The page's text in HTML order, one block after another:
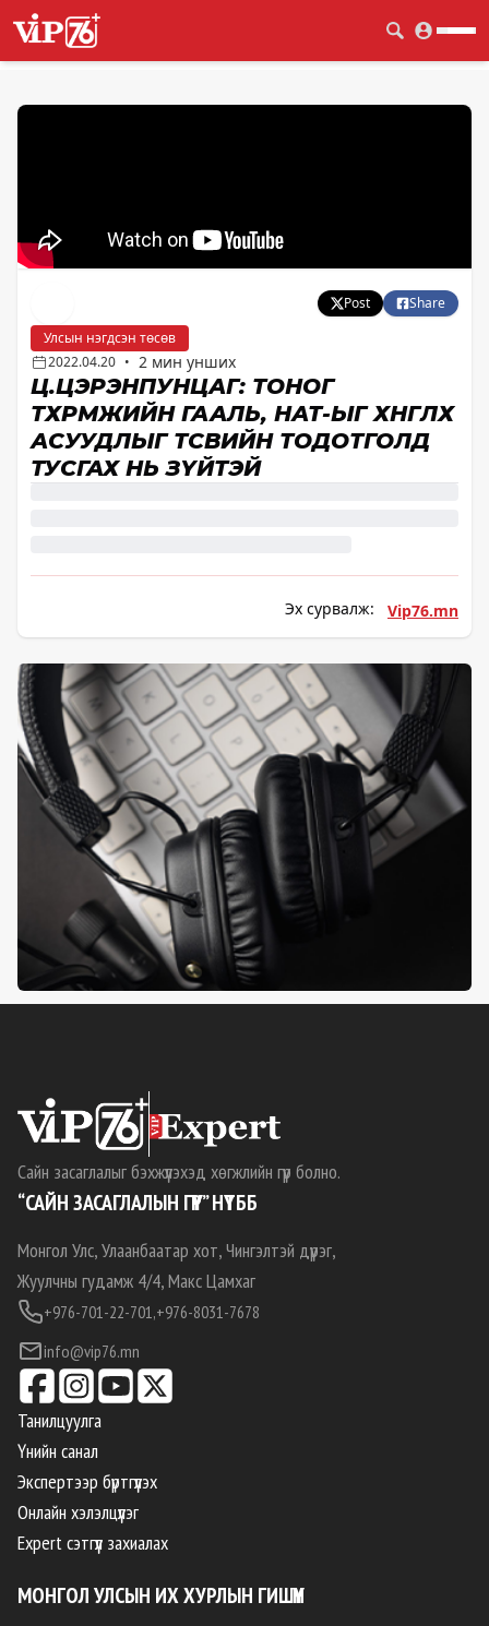
Post
Share
Улсын нэгдсэн төсөв
2022.04.20 • 2 мин унших
Ц.ЦЭРЭНПУНЦАГ: ТОНОГ
ТӨХӨӨРӨМЖИЙН ГААЛЬ, НӨАТ-ЫГ ХӨНГӨЛӨХ
АСУУДЛЫГ ТӨСВИЙН ТОДОТГОЛД
ТУСГАХ НЬ ЗҮЙТЭЙ
Эх сурвалж: Vip76.mn
Сайн засаглалыг бэхжүүлэхэд хөгжлийн гүүр болно.
“САЙН ЗАСАГЛАЛЫН ГҮҮР” НҮТББ
Монгол Улс, Улаанбаатар хот, Чингэлтэй дүүрэг,
Жуулчны гудамж 4/4, Макс Цамхаг
+976-701-22-701,+976-8031-7678
info@vip76.mn
Танилцуулга
Үнийн санал
Экспертээр бүртгүүлэх
Онлайн хэлэлцүүлэг
Expert сэтгүүл захиалах
МОНГОЛ УЛСЫН ИХ ХУРЛЫН ГИШҮҮН